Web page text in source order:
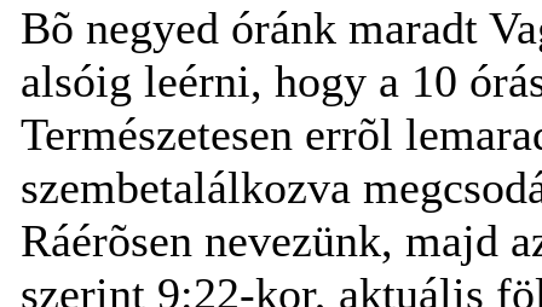
Bõ negyed óránk maradt
alsóig leérni, hogy a 10
Természetesen errõl
szembetalálkozva
Ráérõsen nevezünk, majd
szerint 9:22-kor, aktuális